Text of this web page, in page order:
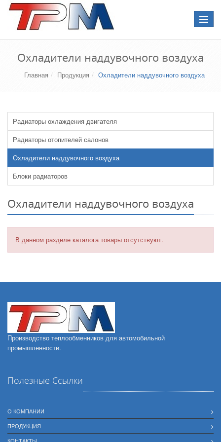
Охладители наддувочного воздуха
Главная Продукция Охладители наддувочного воздуха
Радиаторы охлаждения двигателя
Радиаторы отопителей салонов
Охладители наддувочного воздуха
Блоки радиаторов
Охладители наддувочного воздуха
В данном разделе каталога товары отсутствуют.
Производство теплообменников для автомобильной
промышленности.
Полезные Ссылки
О КОМПАНИИ
ПРОДУКЦИЯ